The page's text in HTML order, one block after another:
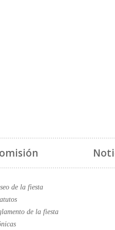
de la fiesta
de la fiesta